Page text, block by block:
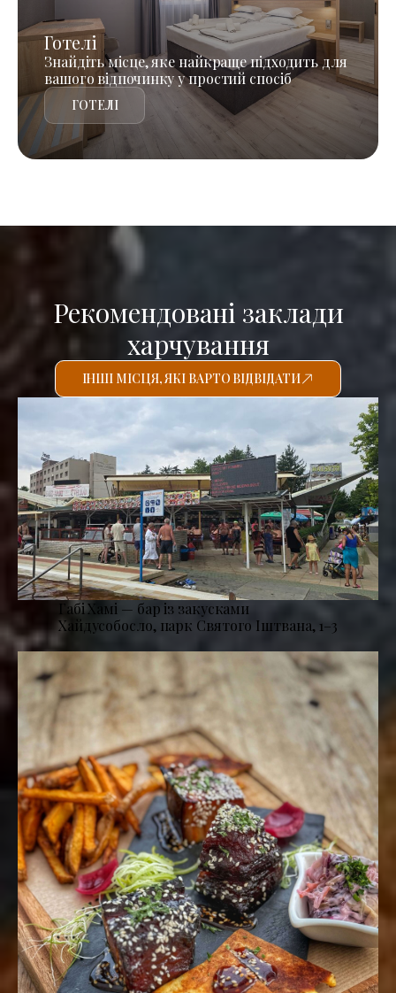
Готелі
Знайдіть місце, яке найкраще підходить для
вашого відпочинку у простий спосіб
ГОТЕЛІ
Рекомендовані заклади
харчування
ІНШІ МІСЦЯ, ЯКІ ВАРТО ВІДВІДАТИ
Габі Хамі — бар із закусками
Хайдусобосло, парк Святого Іштвана, 1–3